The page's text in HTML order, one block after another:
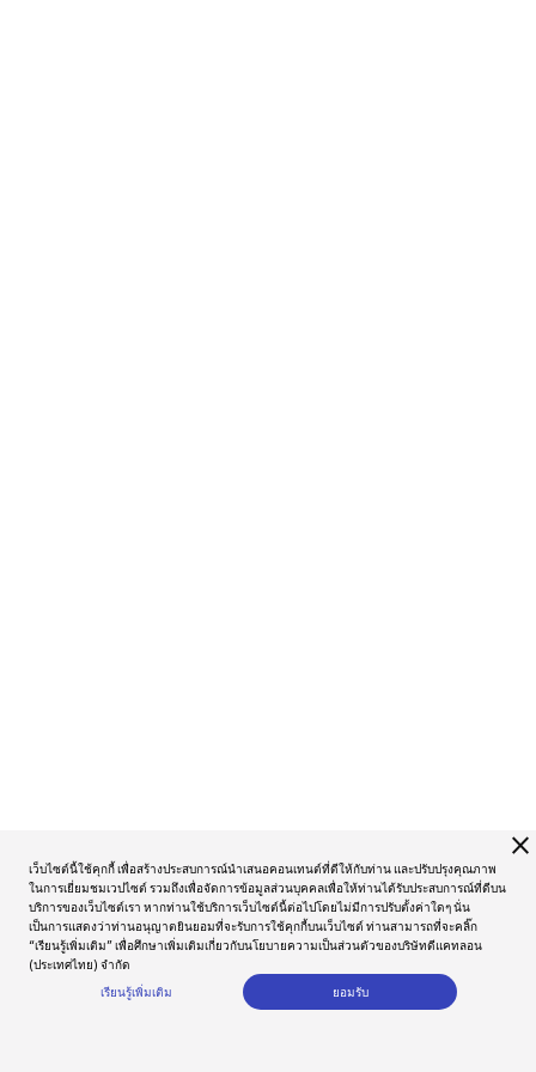
close
เว็บไซต์นี้ใช้คุกกี้ เพื่อสร้างประสบการณ์นำเสนอคอนเทนต์ที่ดีให้กับท่าน และปรับปรุงคุณภาพ
ในการเยี่ยมชมเวปไซต์ รวมถึงเพื่อจัดการข้อมูลส่วนบุคคลเพื่อให้ท่านได้รับประสบการณ์ที่ดีบน
บริการของเว็บไซต์เรา หากท่านใช้บริการเว็บไซต์นี้ต่อไปโดยไม่มีการปรับตั้งค่าใดๆ นั่น
เป็นการแสดงว่าท่านอนุญาตยินยอมที่จะรับการใช้คุกกี้บนเว็บไซต์ ท่านสามารถที่จะคลิ๊ก
“เรียนรู้เพิ่มเติม” เพื่อศึกษาเพิ่มเติมเกี่ยวกับนโยบายความเป็นส่วนตัวของบริษัทดีแคทลอน
(ประเทศไทย) จำกัด
เรียนรู้เพิ่มเติม
ยอมรับ